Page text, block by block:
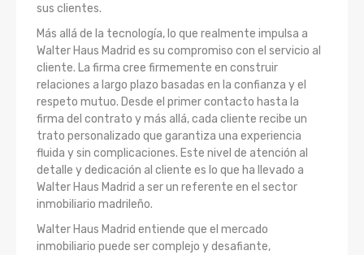
sus clientes.
Más allá de la tecnología, lo que realmente impulsa a
Walter Haus Madrid es su compromiso con el servicio al
cliente. La firma cree firmemente en construir
relaciones a largo plazo basadas en la confianza y el
respeto mutuo. Desde el primer contacto hasta la
firma del contrato y más allá, cada cliente recibe un
trato personalizado que garantiza una experiencia
fluida y sin complicaciones. Este nivel de atención al
detalle y dedicación al cliente es lo que ha llevado a
Walter Haus Madrid a ser un referente en el sector
inmobiliario madrileño.
Walter Haus Madrid entiende que el mercado
inmobiliario puede ser complejo y desafiante,